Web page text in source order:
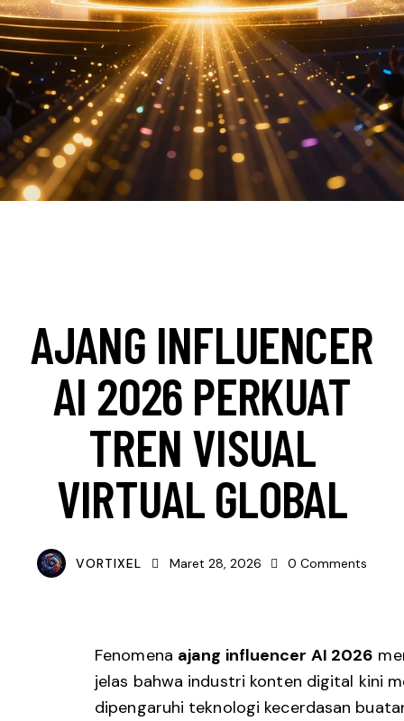
AJANG INFLUENCER
AI 2026 PERKUAT
TREN VISUAL
VIRTUAL GLOBAL
VORTIXEL Maret 28, 2026 0 Comments
Fenomena ajang influencer AI 2026
jelas bahwa industri konten digital kini
dipengaruhi teknologi kecerdasan